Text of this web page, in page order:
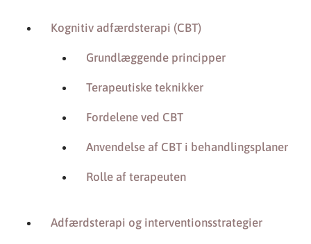
Kognitiv adfærdsterapi (CBT)
Grundlæggende principper
Terapeutiske teknikker
Fordelene ved CBT
Anvendelse af CBT i behandlingsplaner
Rolle af terapeuten
Adfærdsterapi og interventionsstrategier